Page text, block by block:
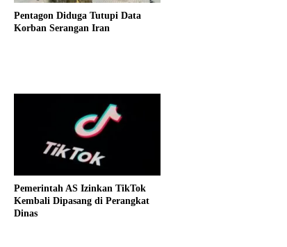
Pentagon Diduga Tutupi Data
Korban Serangan Iran
Pemerintah AS Izinkan TikTok
Kembali Dipasang di Perangkat
Dinas